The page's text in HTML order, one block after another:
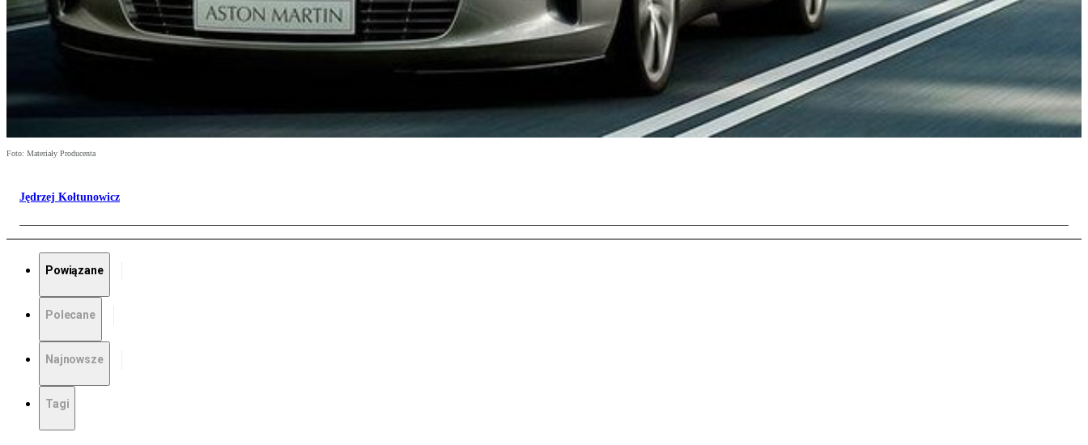
Foto: Materiały Producenta
Jędrzej Kołtunowicz
Powiązane
Polecane
Najnowsze
Tagi